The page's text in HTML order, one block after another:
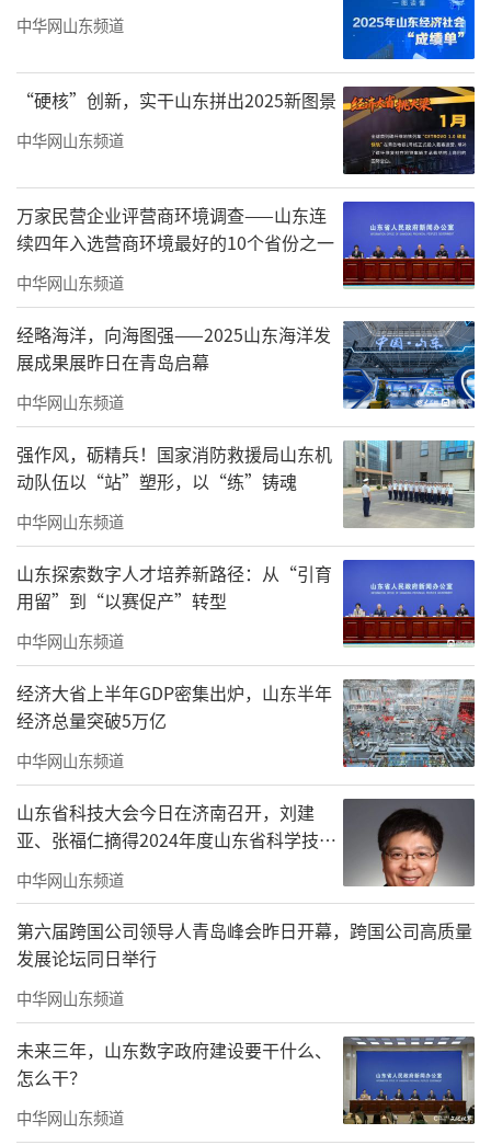
2026年6月5日——6月25日
｜开幕时间｜
2026年6月13日下午15:30
｜主办单位｜
北京市北海公园管理处
北京画院
｜协办单位｜
｜展览地址｜
（北京市西城区文津街1号北海公园内）
中华网山东频道
“硬核”创新，实干山东拼出2025新图景
中华网山东频道
万家民营企业评营商环境调查——山东连
续四年入选营商环境最好的10个省份之一
中华网山东频道
经略海洋，向海图强——2025山东海洋发
展成果展昨日在青岛启幕
中华网山东频道
强作风，砺精兵！国家消防救援局山东机
动队伍以“站”塑形，以“练”铸魂
中华网山东频道
山东探索数字人才培养新路径：从“引育
用留”到“以赛促产”转型
中华网山东频道
经济大省上半年GDP密集出炉，山东半年
经济总量突破5万亿
中华网山东频道
山东省科技大会今日在济南召开，刘建
亚、张福仁摘得2024年度山东省科学技术
奖最高奖！
中华网山东频道
第六届跨国公司领导人青岛峰会昨日开幕，跨国公司高质量
发展论坛同日举行
中华网山东频道
未来三年，山东数字政府建设要干什么、
怎么干？
中华网山东频道